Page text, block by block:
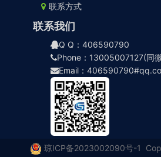
联系方式
联系我们
Q Q：406590790
Phone：13005007127(同
Email：
琼ICP备2023002090号-1